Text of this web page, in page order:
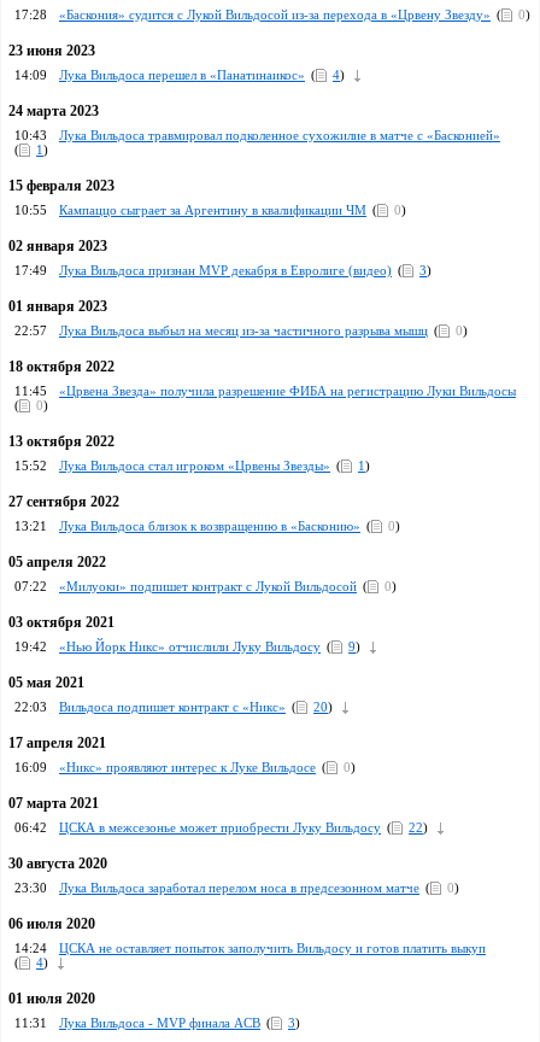
17:28 «Баскония» судится с Лукой Вильдосой из-за перехода в «Црвену Звезду» ( 0)
23 июня 2023
14:09 Лука Вильдоса перешел в «Панатинаикос» ( 4)
24 марта 2023
10:43
Лука Вильдоса травмировал подколенное сухожилие в матче с «Басконией»
(
1)
15 февраля 2023
10:55 Кампаццо сыграет за Аргентину в квалификации ЧМ ( 0)
02 января 2023
17:49 Лука Вильдоса признан MVP декабря в Евролиге (видео) ( 3)
01 января 2023
22:57 Лука Вильдоса выбыл на месяц из-за частичного разрыва мышц ( 0)
18 октября 2022
11:45
«Црвена Звезда» получила разрешение ФИБА на регистрацию Луки Вильдосы
(
0)
13 октября 2022
15:52 Лука Вильдоса стал игроком «Црвены Звезды» ( 1)
27 сентября 2022
13:21 Лука Вильдоса близок к возвращению в «Басконию» ( 0)
05 апреля 2022
07:22 «Милуоки» подпишет контракт с Лукой Вильдосой ( 0)
03 октября 2021
19:42 «Нью Йорк Никс» отчислили Луку Вильдосу ( 9)
05 мая 2021
22:03 Вильдоса подпишет контракт с «Никс» ( 20)
17 апреля 2021
16:09 «Никс» проявляют интерес к Луке Вильдосе ( 0)
07 марта 2021
06:42 ЦСКА в межсезонье может приобрести Луку Вильдосу ( 22)
30 августа 2020
23:30 Лука Вильдоса заработал перелом носа в предсезонном матче ( 0)
06 июля 2020
14:24
ЦСКА не оставляет попыток заполучить Вильдосу и готов платить выкуп
(
4)
01 июля 2020
11:31 Лука Вильдоса - MVP финала ACB ( 3)